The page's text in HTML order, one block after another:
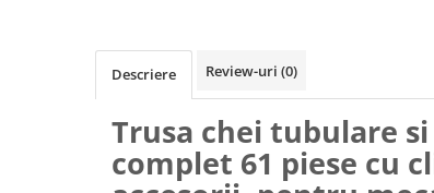
Descriere Review-uri (0)
Trusa chei tubulare
complet 61 piese cu